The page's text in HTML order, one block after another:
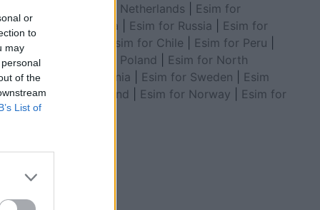
or
to
may
of the
List of
Esim for Netherlands
Esim for
Australia
Esim for Russia
Esim for
Esim for Chile Esim for Peru
Esim for Poland
Esim for North
Macedonia
Esim for Sweden
Esim
for Finland
Esim for Norway
Esim for